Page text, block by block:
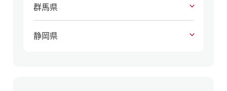
群馬県
静岡県